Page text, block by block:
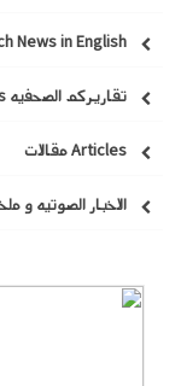
News in English
تقاريركم الصحفيه Your Reports
Articles مقالات
الاخبار الصوتيه و